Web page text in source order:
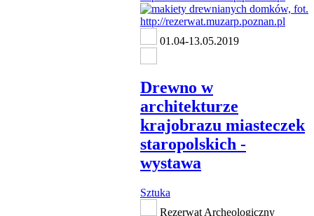
01.04-13.05.2019
Drewno w
architekturze
krajobrazu miasteczek
staropolskich -
wystawa
Sztuka
Rezerwat Archeologiczny